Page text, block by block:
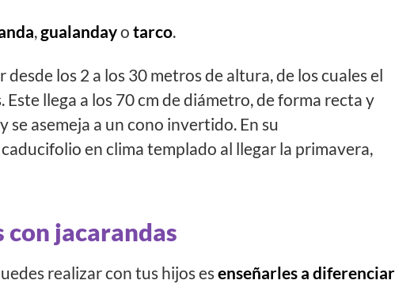
,gualandayo tarco.
los 2 a los 30 metros de altura, de los cuales el
llega a los 70 cm de diámetro, de forma recta y
se asemeja a un cono invertido. En su
caducifolio en clima templado al llegar la primavera,
jacarandas
realizar con tus hijos esenseñarles a diferenciar